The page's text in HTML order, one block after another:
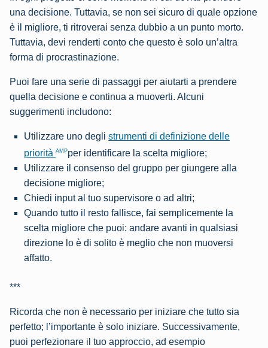
una decisione. Tuttavia, se non sei sicuro di quale opzione
è il migliore, ti ritroverai senza dubbio a un punto morto.
Tuttavia, devi renderti conto che questo è solo un’altra
forma di procrastinazione.
Puoi fare una serie di passaggi per aiutarti a prendere
quella decisione e continua a muoverti. Alcuni
suggerimenti includono:
Utilizzare uno degli strumenti di definizione delle
priorità AMPper identificare la scelta migliore;
Utilizzare il consenso del gruppo per giungere alla
decisione migliore;
Chiedi input al tuo supervisore o ad altri;
Quando tutto il resto fallisce, fai semplicemente la
scelta migliore che puoi: andare avanti in qualsiasi
direzione lo è di solito è meglio che non muoversi
affatto.
***
Ricorda che non è necessario per iniziare che tutto sia
perfetto; l’importante è solo iniziare. Successivamente,
puoi perfezionare il tuo approccio, ad esempio